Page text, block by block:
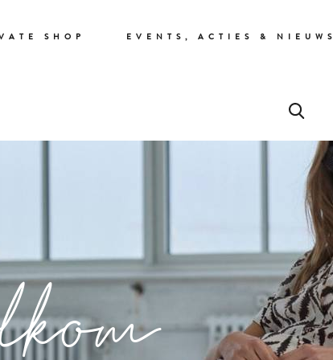
SHOP EVENTS, ACTIES & NIEUWS